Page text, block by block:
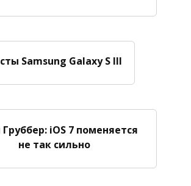
Samsung Galaxy S III
iOS 7 поменяется
не так сильно